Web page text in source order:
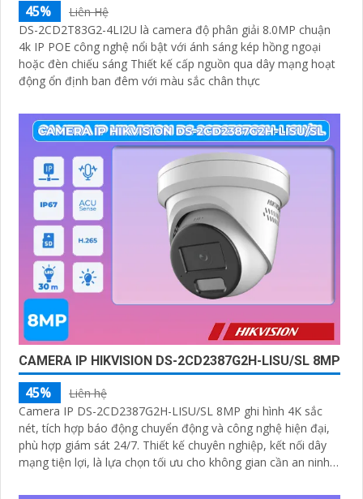
45%
Liên Hệ
DS-2CD2T83G2-4LI2U là camera độ phân giải 8.0MP chuận
4k IP POE công nghệ nổi bật với ánh sáng kép hồng ngoại
hoặc đèn chiếu sáng Thiết kế cấp nguồn qua dây mạng hoạt
động ổn định ban đêm với màu sắc chân thực
CAMERA IP HIKVISION DS-2CD2387G2H-LISU/SL 8MP
45%
Liên hệ
Camera IP DS-2CD2387G2H-LISU/SL 8MP ghi hình 4K sắc
nét, tích hợp báo động chuyển động và công nghệ hiện đại,
phù hợp giám sát 24/7. Thiết kế chuyên nghiệp, kết nối dây
mạng tiện lợi, là lựa chọn tối ưu cho không gian cần an ninh